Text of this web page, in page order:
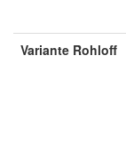
Variante Rohloff